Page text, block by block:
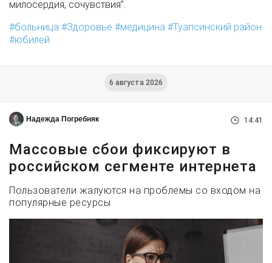
милосердия, сочувствия”.
больница
Здоровье медицина
Туапсинский район
юбилей
6 августа 2026
Надежда Погребняк 14:41
Массовые сбои фиксируют в
российском сегменте интернета
Пользователи жалуются на проблемы со входом на
популярные ресурсы